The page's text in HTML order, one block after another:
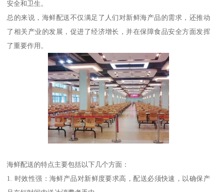
安全和卫生。
总的来说，海鲜配送不仅满足了人们对新鲜海产品的需求，还推动
了相关产业的发展，促进了经济增长，并在保障食品安全方面发挥
了重要作用。
海鲜配送的特点主要包括以下几个方面：
1. 时效性强：海鲜产品对新鲜度要求高，配送必须快速，以确保产